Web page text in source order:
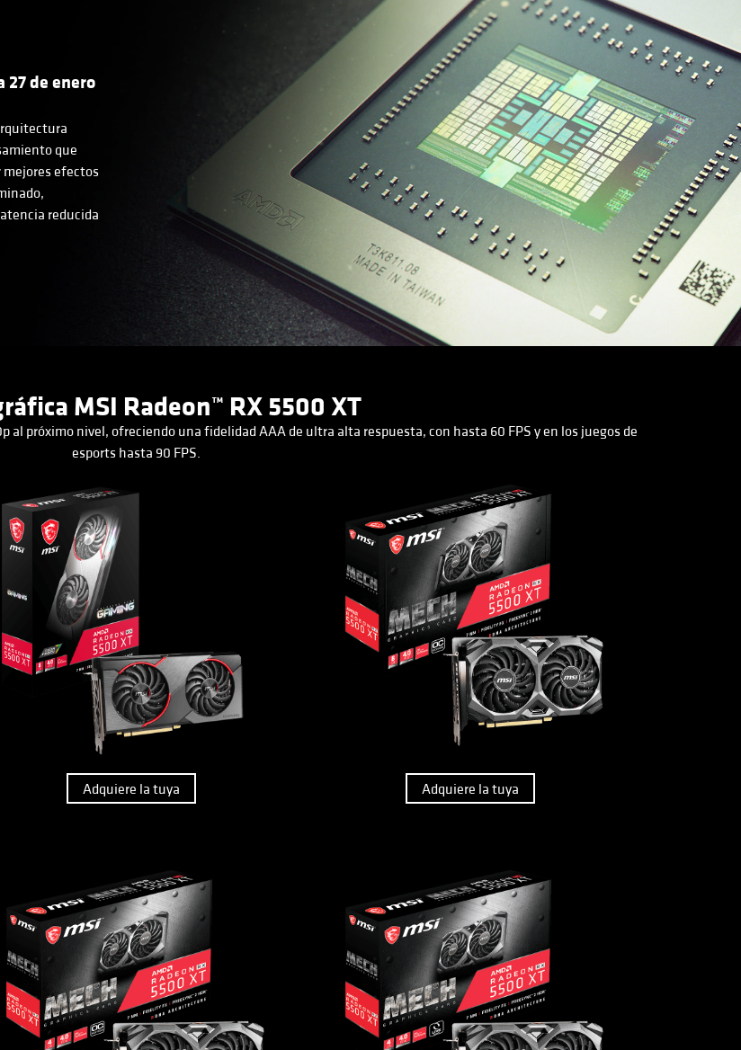
27 de enero
que
efectos
reducida
MSI Radeon™ RX 5500 XT
al próximo nivel, ofreciendo una fidelidad AAA de ultra alta respuesta, con hasta 60 FPS y en los juegos de
esports hasta 90 FPS.
Adquiere la tuya Adquiere la tuya